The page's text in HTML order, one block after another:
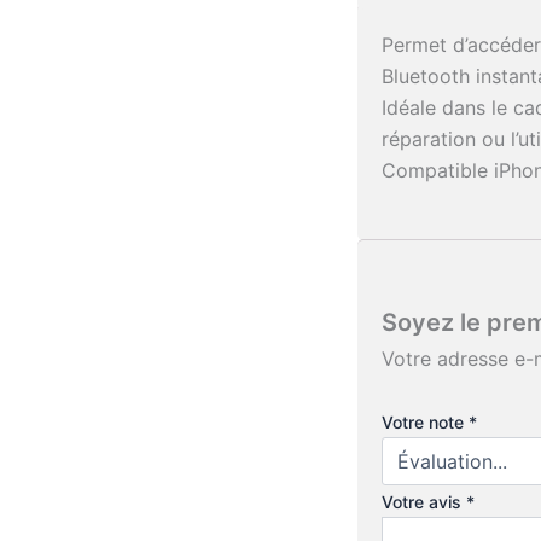
Permet
Bluetooth
Idéale dans le
réparation ou
Compatible
Soyez le
Votre adresse e-
Votre note *
Votre avis *